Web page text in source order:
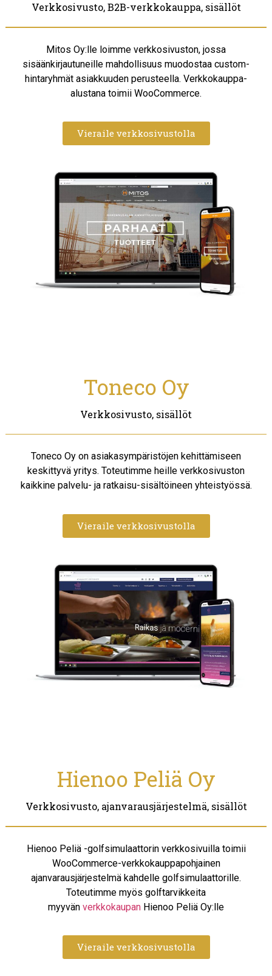
Verkkosivusto, B2B-verkkokauppa, sisällöt
Mitos Oy:lle loimme verkkosivuston, jossa
sisäänkirjautuneille mahdollisuus muodostaa custom-
hintaryhmät asiakkuuden perusteella. Verkkokauppa-
alustana toimii WooCommerce.
Vieraile verkkosivustolla​
Toneco Oy
Verkkosivusto, sisällöt
Toneco Oy on asiakasympäristöjen kehittämiseen
keskittyvä yritys. Toteutimme heille verkkosivuston
kaikkine palvelu- ja ratkaisu-sisältöineen yhteistyössä.
Vieraile verkkosivustolla​
Hienoo Peliä Oy
Verkkosivusto, ajanvarausjärjestelmä, sisällöt
Hienoo Peliä -golfsimulaattorin verkkosivuilla toimii
WooCommerce-verkkokauppapohjainen
ajanvarausjärjestelmä kahdelle golfsimulaattorille.
Toteutimme myös golftarvikkeita
myyvän verkkokaupan Hienoo Peliä Oy:lle
Vieraile verkkosivustolla​